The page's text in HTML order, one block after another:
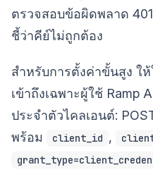
ตรวจสอบข้อผิดพลาด
ชี้ว่าคีย์ไม่ถูกต้อง
สำหรับการตั้งค่าขั้นสูง ใ
เข้าถึงเฉพาะผู้ใช้ Ramp
ประจำตัวไคลเอนต์:
พร้อม client_id ,